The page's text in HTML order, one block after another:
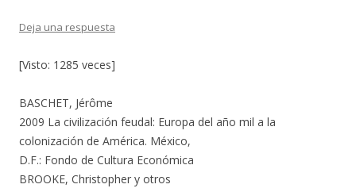
Deja una respuesta
[Visto: 1285 veces]
BASCHET, Jérôme
2009 La civilización feudal: Europa del año mil a la
colonización de América. México,
D.F.: Fondo de Cultura Económica
BROOKE, Christopher y otros